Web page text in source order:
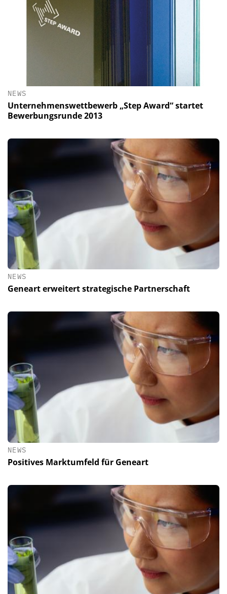
NEWS
Unternehmenswettbewerb „Step Award“ startet
Bewerbungsrunde 2013
NEWS
Geneart erweitert strategische Partnerschaft
NEWS
Positives Marktumfeld für Geneart